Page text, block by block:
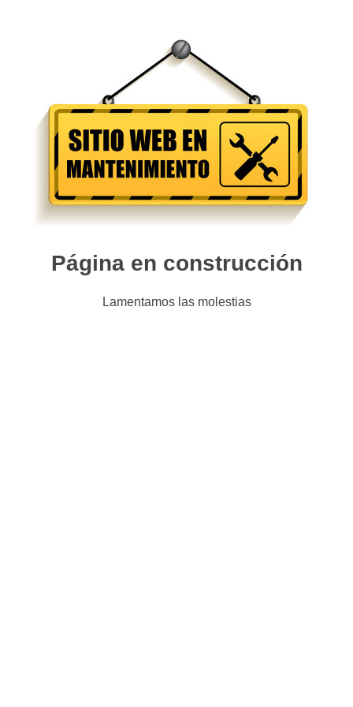
Página en construcción
Lamentamos las molestias